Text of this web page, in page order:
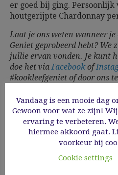
er goed bij ging. Persoonlijk
houtgerijpte Chardonnay
Laat je ons weten wanneer
Geniet geprobeerd hebt? We
jullie ervan vonden. Je kunt
doe het viaFacebookof
#kookleefgeniet of door ons
gauw!
Vandaag is een mooie dag
Gewoon voor wat ze zijn!
ervaring te verbeteren.
hiermee akkoord gaat.
voorkeur bij
Cookie settings